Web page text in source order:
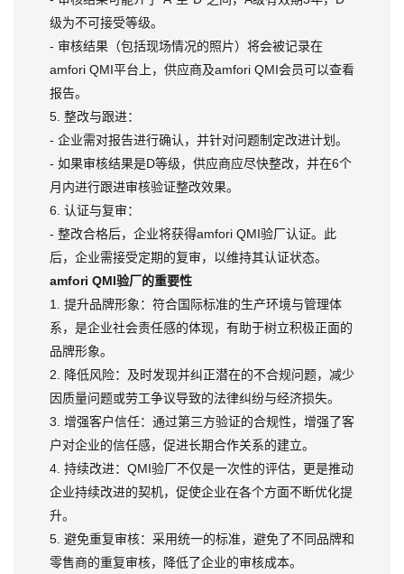
级为不可接受等级。
- 审核结果（包括现场情况的照片）将会被记录在
amfori QMI平台上，供应商及amfori QMI会员可以查看
报告。
5. 整改与跟进：
- 企业需对报告进行确认，并针对问题制定改进计划。
- 如果审核结果是D等级，供应商应尽快整改，并在6个
月内进行跟进审核验证整改效果。
6. 认证与复审：
- 整改合格后，企业将获得amfori QMI验厂认证。此
后，企业需接受定期的复审，以维持其认证状态。
amfori QMI验厂的重要性
1. 提升品牌形象：符合国际标准的生产环境与管理体
系，是企业社会责任感的体现，有助于树立积极正面的
品牌形象。
2. 降低风险：及时发现并纠正潜在的不合规问题，减少
因质量问题或劳工争议导致的法律纠纷与经济损失。
3. 增强客户信任：通过第三方验证的合规性，增强了客
户对企业的信任感，促进长期合作关系的建立。
4. 持续改进：QMI验厂不仅是一次性的评估，更是推动
企业持续改进的契机，促使企业在各个方面不断优化提
升。
5. 避免重复审核：采用统一的标准，避免了不同品牌和
零售商的重复审核，降低了企业的审核成本。